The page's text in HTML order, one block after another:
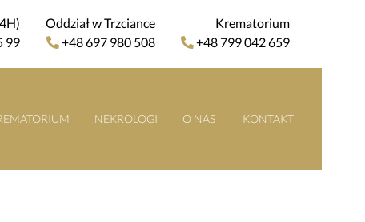
99
Oddział w Trzciance
+48 697 980 508
Krematorium
+48 799 042 659
NEKROLOGI O NAS KONTAKT